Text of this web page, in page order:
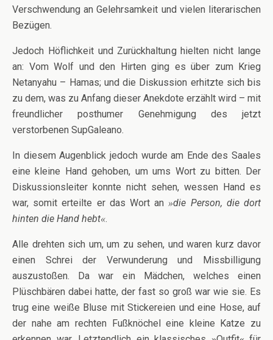
Verschwendung an Gelehrsamkeit und vielen literarischen
Bezügen.
Jedoch Höflichkeit und Zurückhaltung hielten nicht lange
an: Vom Wolf und den Hirten ging es über zum Krieg
Netanyahu – Hamas; und die Diskussion erhitzte sich bis
zu dem, was zu Anfang dieser Anekdote erzählt wird – mit
freundlicher posthumer Genehmigung des jetzt
verstorbenen SupGaleano.
In diesem Augenblick jedoch wurde am Ende des Saales
eine kleine Hand gehoben, um ums Wort zu bitten. Der
Diskussionsleiter konnte nicht sehen, wessen Hand es
war, somit erteilte er das Wort an»die Person, die dort
hinten die Hand hebt«.
Alle drehten sich um, um zu sehen, und waren kurz davor
einen Schrei der Verwunderung und Missbilligung
auszustoßen. Da war ein Mädchen, welches einen
Plüschbären dabei hatte, der fast so groß war wie sie. Es
trug eine weiße Bluse mit Stickereien und eine Hose, auf
der nahe am rechten Fußknöchel eine kleine Katze zu